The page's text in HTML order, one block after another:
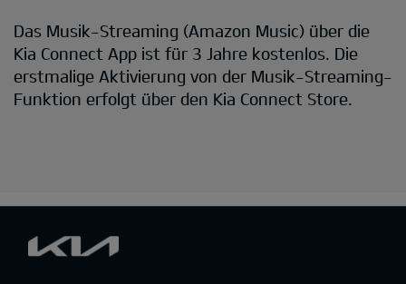
Das Musik-Streaming (Amazon Music) über die
Kia Connect App ist für 3 Jahre kostenlos. Die
erstmalige Aktivierung von der Musik-Streaming-
Funktion erfolgt über den Kia Connect Store.